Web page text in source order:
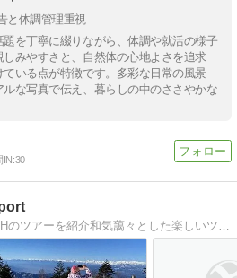
と体調管理重視
を丁寧に綴りながら、体調や就活の様子
みやすさと、自然体の心地よさを追求
いる点が特徴です。多彩な日常の風景
な写真で伝え、暮らしの中のささやかな
IN:30
スキーサークルSPLASHのツアーを紹介和気藹々とした楽しいツアーをちょっと覗いてみて。スノボもファンスキーも大歓迎。